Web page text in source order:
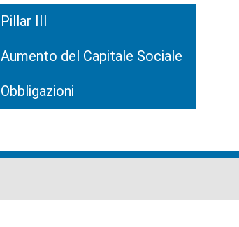
Pillar III
Aumento del Capitale Sociale
Obbligazioni